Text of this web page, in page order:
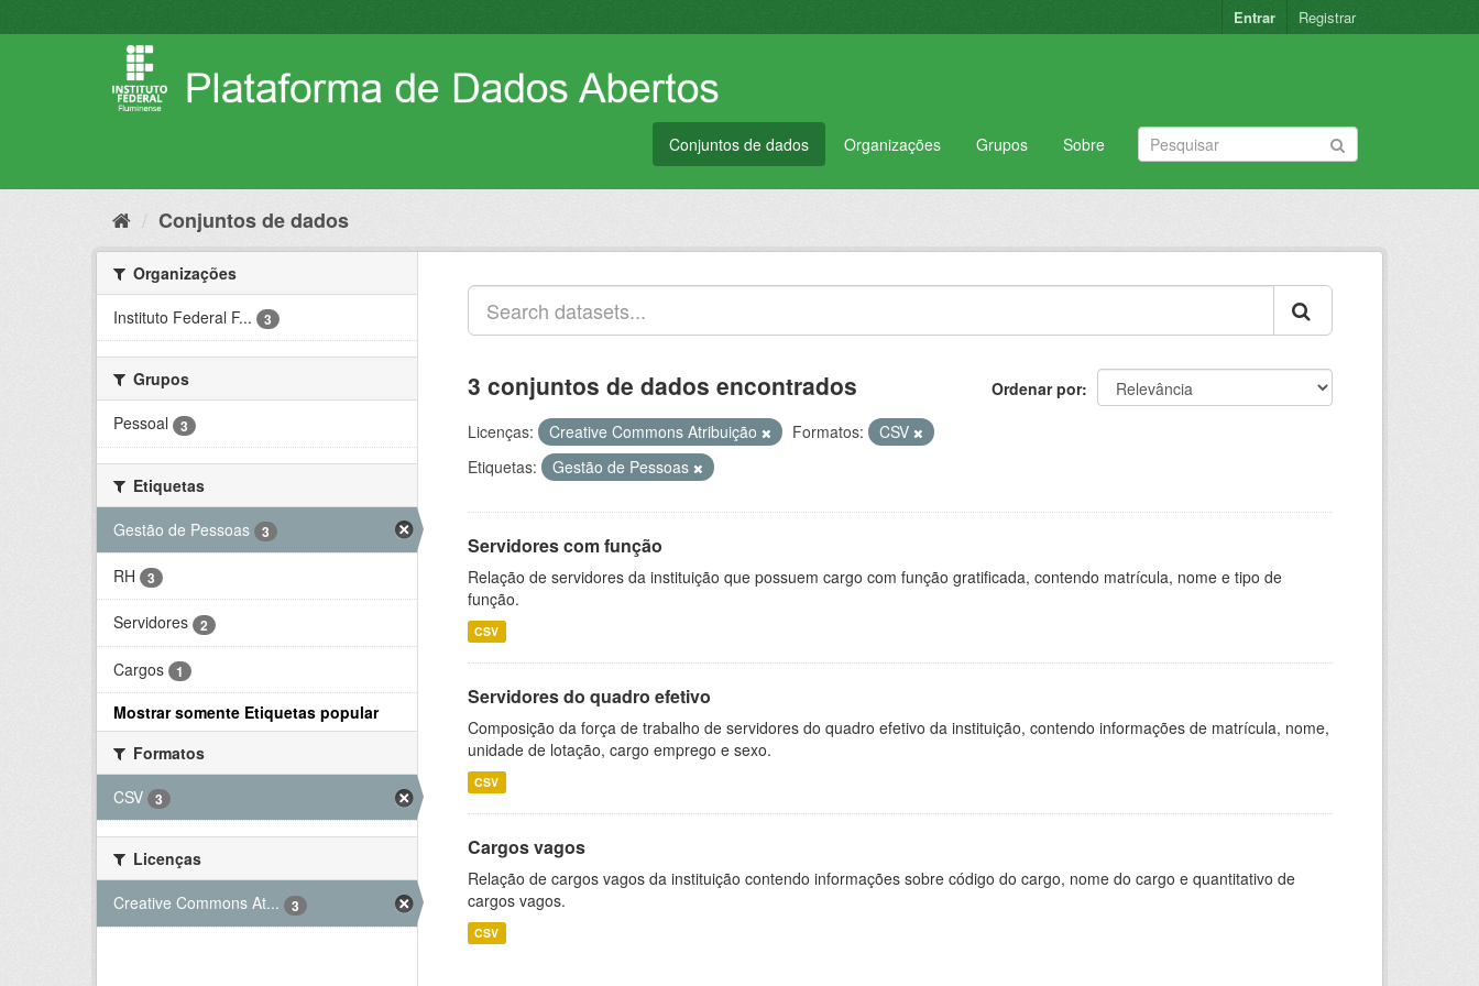
para
Entrar Registrar
Conjuntos de dados Organizações Grupos Sobre
Conjuntos de dados
Organizações
Instituto Federal F...
3
Grupos
Pessoal
3
Etiquetas
Gestão de Pessoas
3
RH 3
Servidores 2
Cargos 1
Mostrar somente Etiquetas popular
Formatos
CSV
3
Licenças
Creative Commons At...
3
Ordenar por
3 conjuntos de dados encontrados
Licenças: Creative Commons Atribuição Formatos:
CSV
Etiquetas:
Gestão de Pessoas
Servidores com função
Relação de servidores da instituição que possuem cargo com função gratificada, contendo matrícula, nome e tipo de
função.
CSV
Servidores do quadro efetivo
Composição da força de trabalho de servidores do quadro efetivo da instituição, contendo informações de matrícula, nome,
unidade de lotação, cargo emprego e sexo.
CSV
Cargos vagos
Relação de cargos vagos da instituição contendo informações sobre código do cargo, nome do cargo e quantitativo de
cargos vagos.
CSV